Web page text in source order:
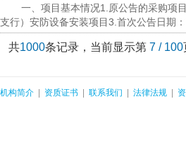
一、项目基本情况1.原公告的采购项
支行）安防设备安装项目3.首次公告日期
共1000条记录，当前显示第 7 / 100
机构简介 资质证书 联系我们 法律法规